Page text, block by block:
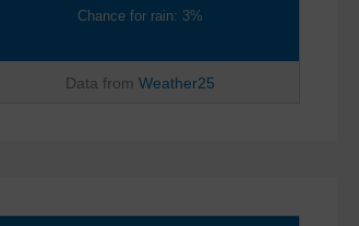
Chance for rain: 3%
Data from Weather25